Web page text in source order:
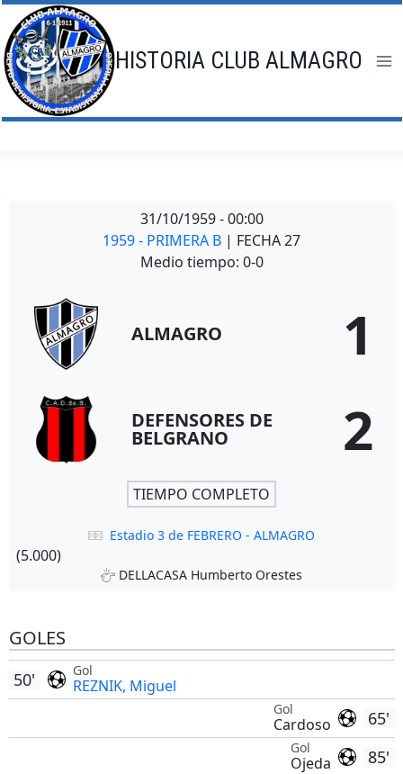
Saltar
al
contenido
HISTORIA CLUB ALMAGRO
31/10/1959 - 00:00
1959 - PRIMERA B | FECHA 27
Medio tiempo: 0-0
ALMAGRO 1
DEFENSORES DE
BELGRANO 2
TIEMPO COMPLETO
Estadio 3 de FEBRERO - ALMAGRO
(5.000)
DELLACASA Humberto Orestes
GOLES
Gol
REZNIK, Miguel
50'
65'
Gol
Cardoso
85'
Gol
Ojeda